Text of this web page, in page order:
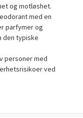
og motløshet.
med en
parfymer og
den typiske
personer med
ved